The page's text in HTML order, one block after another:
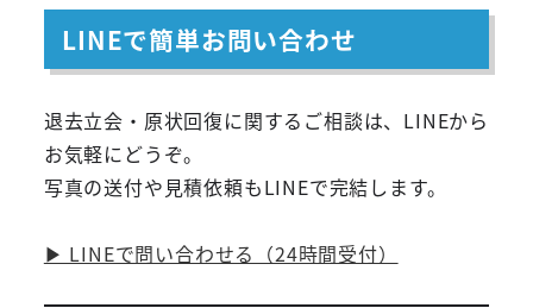
LINEで簡単お問い合わせ
退去立会・原状回復に関するご相談は、LINEから
お気軽にどうぞ。
写真の送付や見積依頼もLINEで完結します。
▶ LINEで問い合わせる（24時間受付）